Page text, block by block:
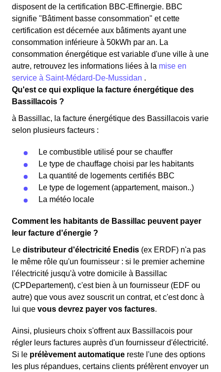
disposent de la certification BBC-Effinergie. BBC
signifie "Bâtiment basse consommation" et cette
certification est décernée aux bâtiments ayant une
consommation inférieure à 50kWh par an. La
consommation énergétique est variable d'une ville à une
autre, retrouvez les informations liées à la mise en
service à Saint-Médard-De-Mussidan .
Qu'est ce qui explique la facture énergétique des
Bassillacois ?
à Bassillac, la facture énergétique des Bassillacois varie
selon plusieurs facteurs :
Le combustible utilisé pour se chauffer
Le type de chauffage choisi par les habitants
La quantité de logements certifiés BBC
Le type de logement (appartement, maison..)
La météo locale
Comment les habitants de Bassillac peuvent payer
leur facture d'énergie ?
Le distributeur d'électricité Enedis (ex ERDF) n'a pas
le même rôle qu'un fournisseur : si le premier achemine
l'électricité jusqu'à votre domicile à Bassillac
(CPDepartement), c'est bien à un fournisseur (EDF ou
autre) que vous avez souscrit un contrat, et c'est donc à
lui que vous devrez payer vos factures.
Ainsi, plusieurs choix s'offrent aux Bassillacois pour
régler leurs factures auprès d'un fournisseur d'électricité.
Si le prélèvement automatique reste l'une des options
les plus répandues, certains clients préfèrent envoyer un